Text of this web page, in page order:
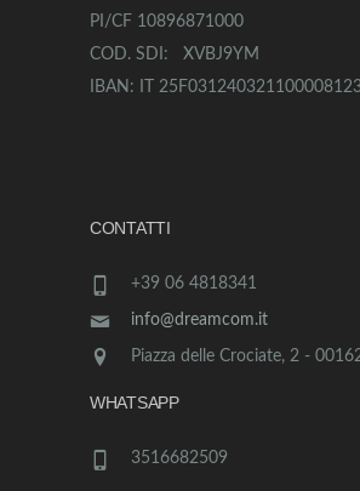
PI/CF 10896871000
COD. SDI: XVBJ9YM
IBAN: IT
CONTATTI
+39 06 4818341
info@dreamcom.it
Piazza delle Crociate, 2 -
WHATSAPP
3516682509